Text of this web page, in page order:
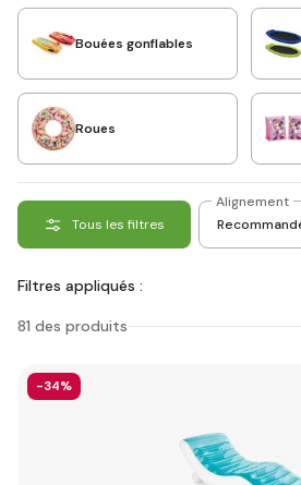
Bouées gonflables
Roues
Tous les filtres
Alignement
Filtres appliqués :
81 des produits
-34%